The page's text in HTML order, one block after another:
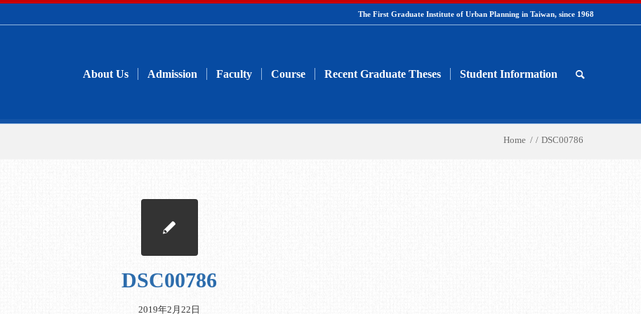
The First Graduate Institute of Urban Planning in Taiwan, since 1968
About Us Admission Faculty Course Recent Graduate Theses Student Information
Home / / DSC00786
DSC00786
2019年2月22日